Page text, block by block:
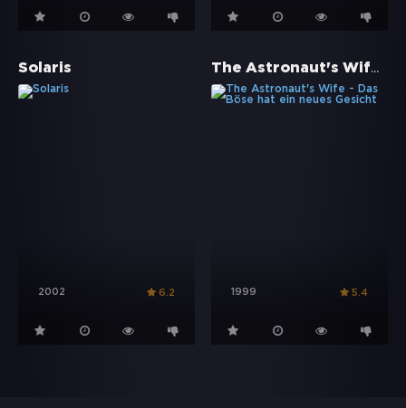
Solaris
2002 6.2
The Astronaut's Wife - Das Böse hat ein neues Gesicht
1999 5.4